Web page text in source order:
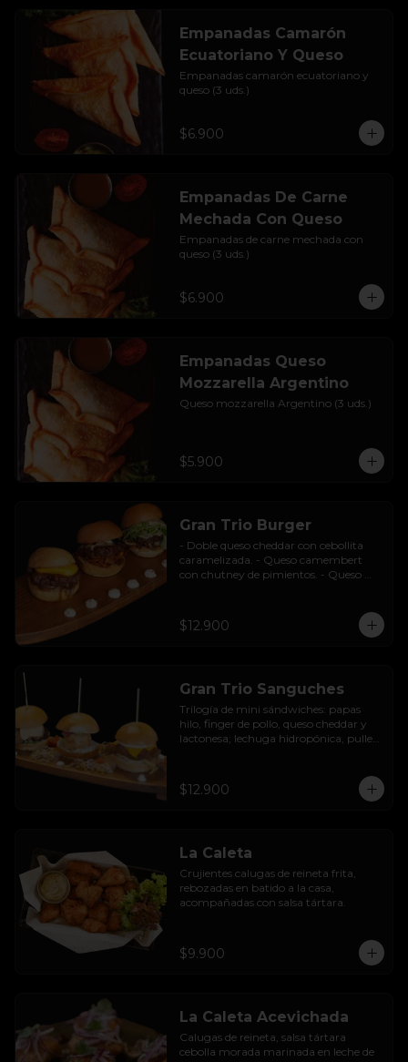
Empanadas Camarón
Ecuatoriano Y Queso
Empanadas camarón ecuatoriano y
queso (3 uds.)
$6.900
Empanadas De Carne
Mechada Con Queso
Empanadas de carne mechada con
queso (3 uds.)
$6.900
Empanadas Queso
Mozzarella Argentino
Queso mozzarella Argentino (3 uds.)
$5.900
Gran Trio Burger
- Doble queso cheddar con cebollita
caramelizada. - Queso camembert
con chutney de pimientos. - Queso
$12.900
Gran Trio Sanguches
Trilogía de mini sándwiches: papas
hilo, finger de pollo, queso cheddar y
lactonesa; lechuga hidropónica, pulled
salsa tártara, cebolla encurtida,
mayonesa y palta.
$12.900
La Caleta
Crujientes calugas de reineta frita,
rebozadas en batido a la casa,
acompañadas con salsa tártara.
$9.900
La Caleta Acevichada
Calugas de reineta, salsa tártara
cebolla morada marinada en leche de